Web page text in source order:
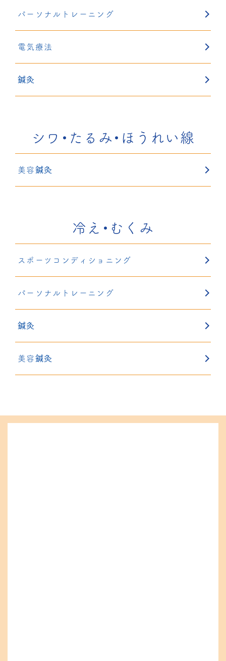
パーソナルトレーニング
電気療法
鍼灸
シワ・たるみ・ほうれい線
美容鍼灸
冷え・むくみ
スポーツコンディショニング
パーソナルトレーニング
鍼灸
美容鍼灸